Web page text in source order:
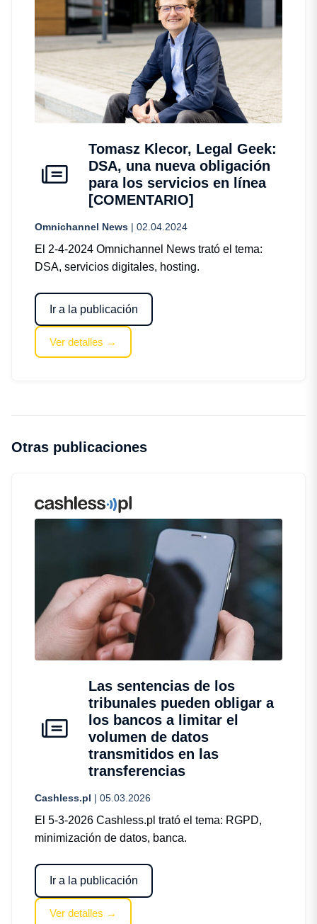
Tomasz Klecor, Legal Geek:
DSA, una nueva obligación
para los servicios en línea
[COMENTARIO]
Omnichannel News | 02.04.2024
El 2-4-2024 Omnichannel News trató el tema:
DSA, servicios digitales, hosting.
Ir a la publicación
Ver detalles →
Otras publicaciones
Las sentencias de los
tribunales pueden obligar a
los bancos a limitar el
volumen de datos
transmitidos en las
transferencias
Cashless.pl | 05.03.2026
El 5-3-2026 Cashless.pl trató el tema: RGPD,
minimización de datos, banca.
Ir a la publicación
Ver detalles →